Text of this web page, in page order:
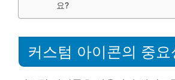
요?
커스텀 아이콘의 중요